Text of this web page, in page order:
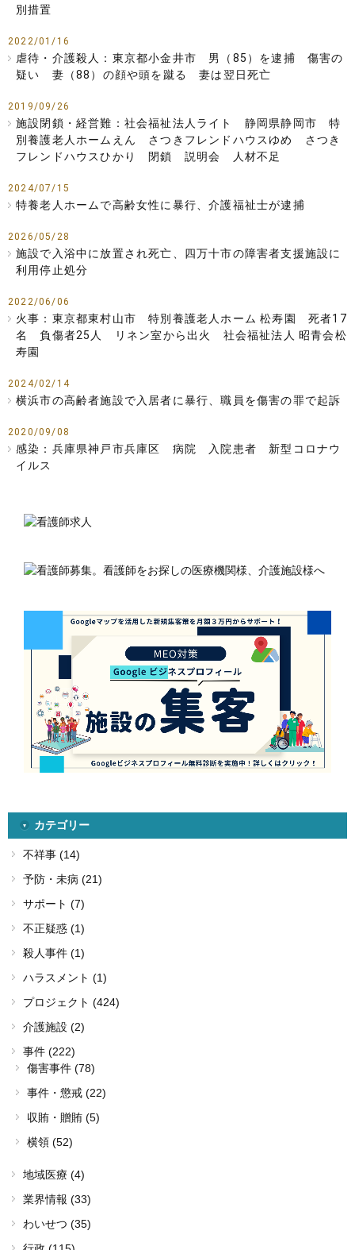
別措置
2022/01/16
虐待・介護殺人：東京都小金井市 男（85）を逮捕 傷害の
疑い 妻（88）の顔や頭を蹴る 妻は翌日死亡
2019/09/26
施設閉鎖・経営難：社会福祉法人ライト 静岡県静岡市 特
別養護老人ホームえん さつきフレンドハウスゆめ さつき
フレンドハウスひかり 閉鎖 説明会 人材不足
2024/07/15
特養老人ホームで高齢女性に暴行、介護福祉士が逮捕
2026/05/28
施設で入浴中に放置され死亡、四万十市の障害者支援施設に
利用停止処分
2022/06/06
火事：東京都東村山市 特別養護老人ホーム 松寿園 死者17
名 負傷者25人 リネン室から出火 社会福祉法人 昭青会松
寿園
2024/02/14
横浜市の高齢者施設で入居者に暴行、職員を傷害の罪で起訴
2020/09/08
感染：兵庫県神戸市兵庫区 病院 入院患者 新型コロナウ
イルス
カテゴリー
不祥事 (14)
予防・未病 (21)
サポート (7)
不正疑惑 (1)
殺人事件 (1)
ハラスメント (1)
プロジェクト (424)
介護施設 (2)
事件 (222)
傷害事件 (78)
事件・懲戒 (22)
収賄・贈賄 (5)
横領 (52)
地域医療 (4)
業界情報 (33)
わいせつ (35)